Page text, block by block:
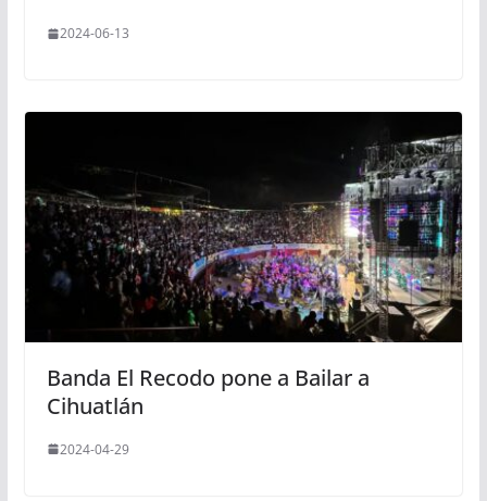
2024-06-13
Banda El Recodo pone a Bailar a
Cihuatlán
2024-04-29